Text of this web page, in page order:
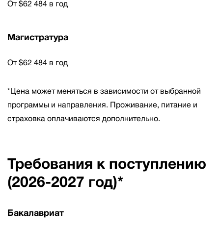
От $62 484 в год
Магистратура
От $62 484 в год
*Цена может меняться в зависимости от выбранной
программы и направления. Проживание, питание и
страховка оплачиваются дополнительно.
Требования к поступлению
(2026-2027 год)*
Бакалавриат